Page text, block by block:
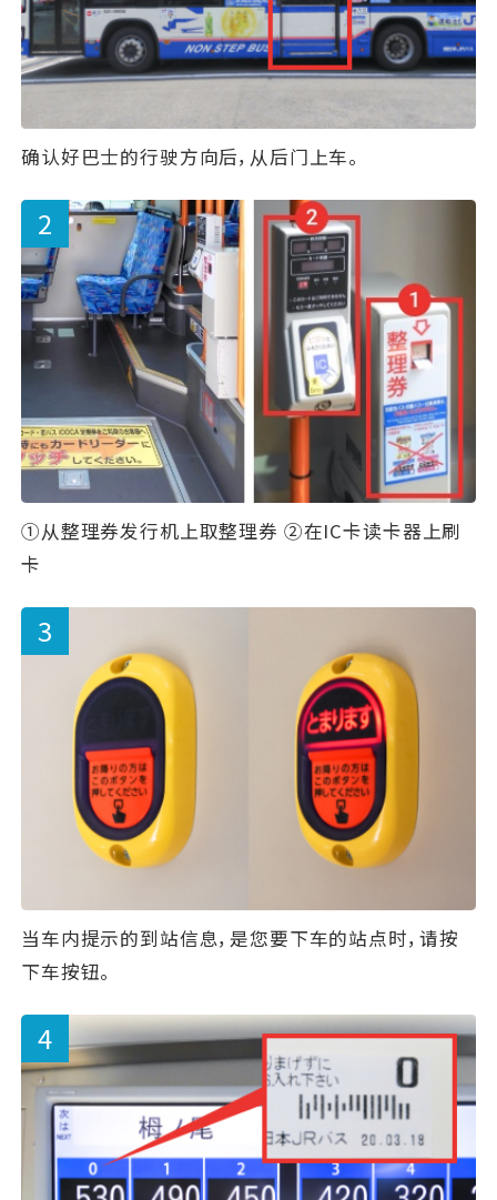
确认好巴士的行驶方向后，从后门上车。
①从整理券发行机上取整理券 ②在IC卡读卡器上刷
卡
当车内提示的到站信息，是您要下车的站点时，请按
下车按钮。